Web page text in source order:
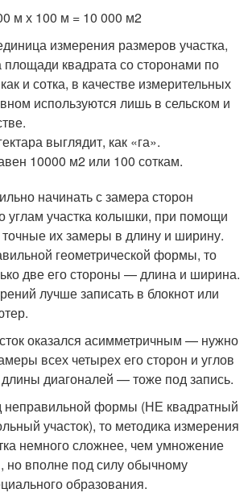
м х 100 м = 10 000 м2
измерения размеров участка,
площади квадрата со сторонами по
и сотка, в качестве измерительных
используются лишь в сельском и
выглядит, как «га».
10000 м2 или 100 соткам.
начинать с замера сторон
углам участка колышки, при помощи
точные их замеры в длину и ширину.
геометрической формы, то
две его стороны — длина и ширина.
лучше записать в блокнот или
оказался асимметричным — нужно
всех четырех его сторон и углов
длины диагоналей — тоже под запись.
неправильной формы (НЕ квадратный
участок), то методика измерения
немного сложнее, чем умножение
вполне под силу обычному
образования.